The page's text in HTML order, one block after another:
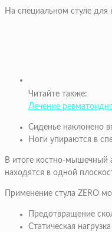
На специальном стуле для
Читайте также:
Лечение
Сиденье наклонено
Ноги упираются в
В итоге костно-мышечный
находятся в одной
Применение стула ZERO
Предотвращение
Статическая